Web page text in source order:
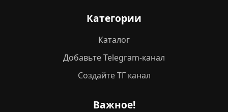
Категории
Каталог
Добавьте Telegram-канал
Создайте ТГ канал
Важное!